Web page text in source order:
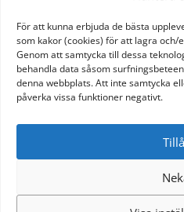
För att kunna erbjuda de bästa
som kakor (cookies) för att lagra
Genom att samtycka till dessa
behandla data såsom
denna webbplats. Att inte samtycka
påverka vissa funktioner negativt.